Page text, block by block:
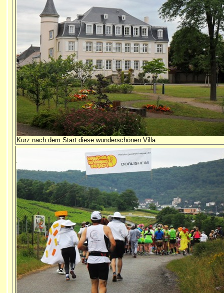
Kurz nach dem Start diese wunderschönen Villa